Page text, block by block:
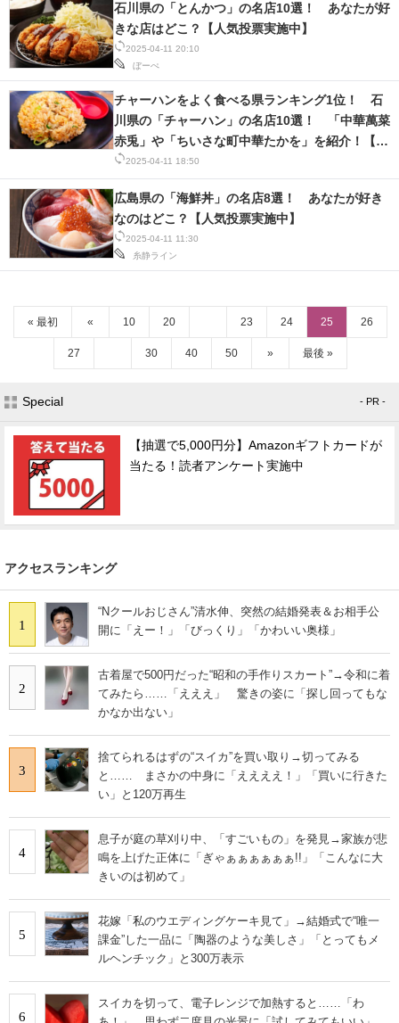
2025-04-11 20:10
ぼーぺ
石川県の「とんかつ」の名店10選！ あなたが好
きな店はどこ？【人気投票実施中】
2025-04-11 18:50
チャーハンをよく食べる県ランキング1位！ 石
川県の「チャーハン」の名店10選！ 「中華萬菜
赤兎」や「ちいさな町中華たかを」を紹介！【人
気投票実施中】
2025-04-11 11:30
糸静ライン
広島県の「海鮮丼」の名店8選！ あなたが好き
なのはどこ？【人気投票実施中】
« 最初 « 10 20 23 24 25 26
27 30 40 50 » 最後 »
Special - PR -
【抽選で5,000円分】Amazonギフトカードが
当たる！読者アンケート実施中
アクセスランキング
1
“Nクールおじさん”清水伸、突然の結婚発表＆お相手公
開に「えー！」「びっくり」「かわいい奥様」
2
古着屋で500円だった“昭和の手作りスカート”→令和に着
てみたら……「えええ」 驚きの姿に「探し回ってもな
かなか出ない」
3
捨てられるはずの“スイカ”を買い取り→切ってみる
と…… まさかの中身に「ええええ！」「買いに行きた
い」と120万再生
4
息子が庭の草刈り中、「すごいもの」を発見→家族が悲
鳴を上げた正体に「ぎゃぁぁぁぁぁぁ!!」「こんなに大
きいのは初めて」
5
花嫁「私のウエディングケーキ見て」→結婚式で“唯一
課金”した一品に「陶器のような美しさ」「とってもメ
ルヘンチック」と300万表示
6
スイカを切って、電子レンジで加熱すると……「わ